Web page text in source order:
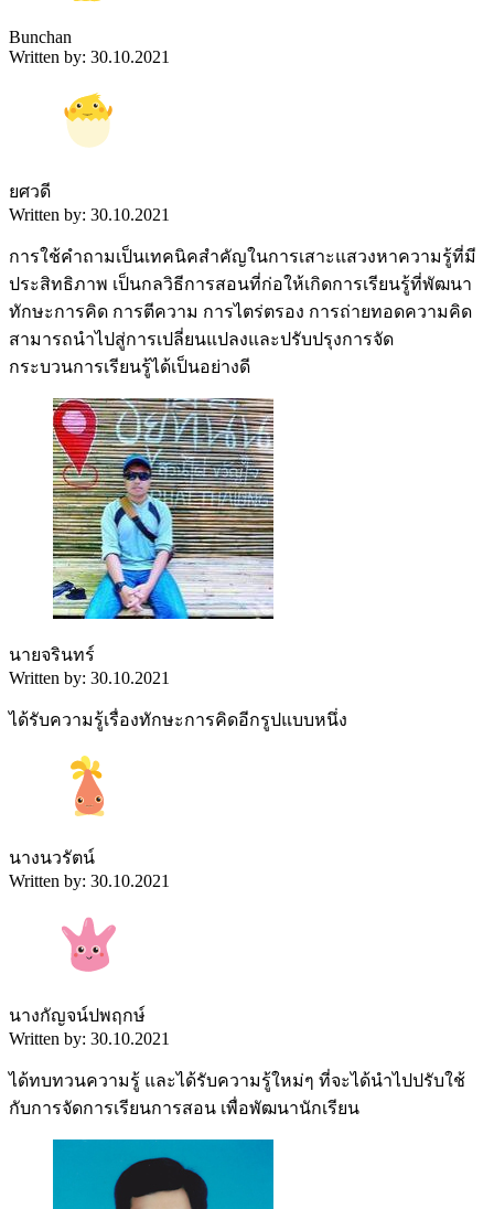
Bunchan
Written by: 30.10.2021
ยศวดี
Written by: 30.10.2021
การใช้คำถามเป็นเทคนิคสำคัญในการเสาะแสวงหาความรู้ที่มี
ประสิทธิภาพ เป็นกลวิธีการสอนที่ก่อให้เกิดการเรียนรู้ที่พัฒนา
ทักษะการคิด การตีความ การไตร่ตรอง การถ่ายทอดความคิด
สามารถนำไปสู่การเปลี่ยนแปลงและปรับปรุงการจัด
กระบวนการเรียนรู้ได้เป็นอย่างดี
นายจรินทร์
Written by: 30.10.2021
ได้รับความรู้เรื่องทักษะการคิดอีกรูปแบบหนึ่ง
นางนวรัตน์
Written by: 30.10.2021
นางกัญจน์ปพฤกษ์
Written by: 30.10.2021
ได้ทบทวนความรู้ และได้รับความรู้ใหม่ๆ ที่จะได้นำไปปรับใช้
กับการจัดการเรียนการสอน เพื่อพัฒนานักเรียน